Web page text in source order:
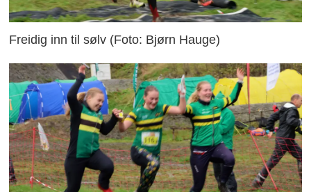
Freidig inn til sølv (Foto: Bjørn Hauge)